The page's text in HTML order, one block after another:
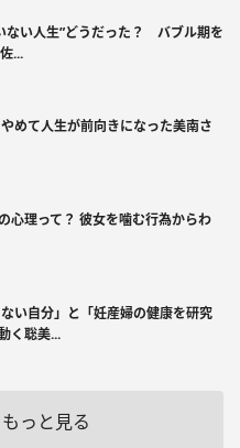
ない人生”どうだった？ バブル期を
...
やめて人生が前向きになった美南さ
心理って？ 彼女を噛む行為からわ
ない自分」と「妊産婦の健康を研究
く聡美...
っと見る